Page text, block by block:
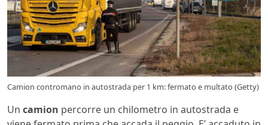
Camion contromano in autostrada per 1 km: fermato e multato (Getty)
Un camion percorre un chilometro in autostrada e